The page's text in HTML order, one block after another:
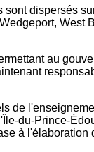
dispersés
West
au
de
du-Prince-
à l'élaboration